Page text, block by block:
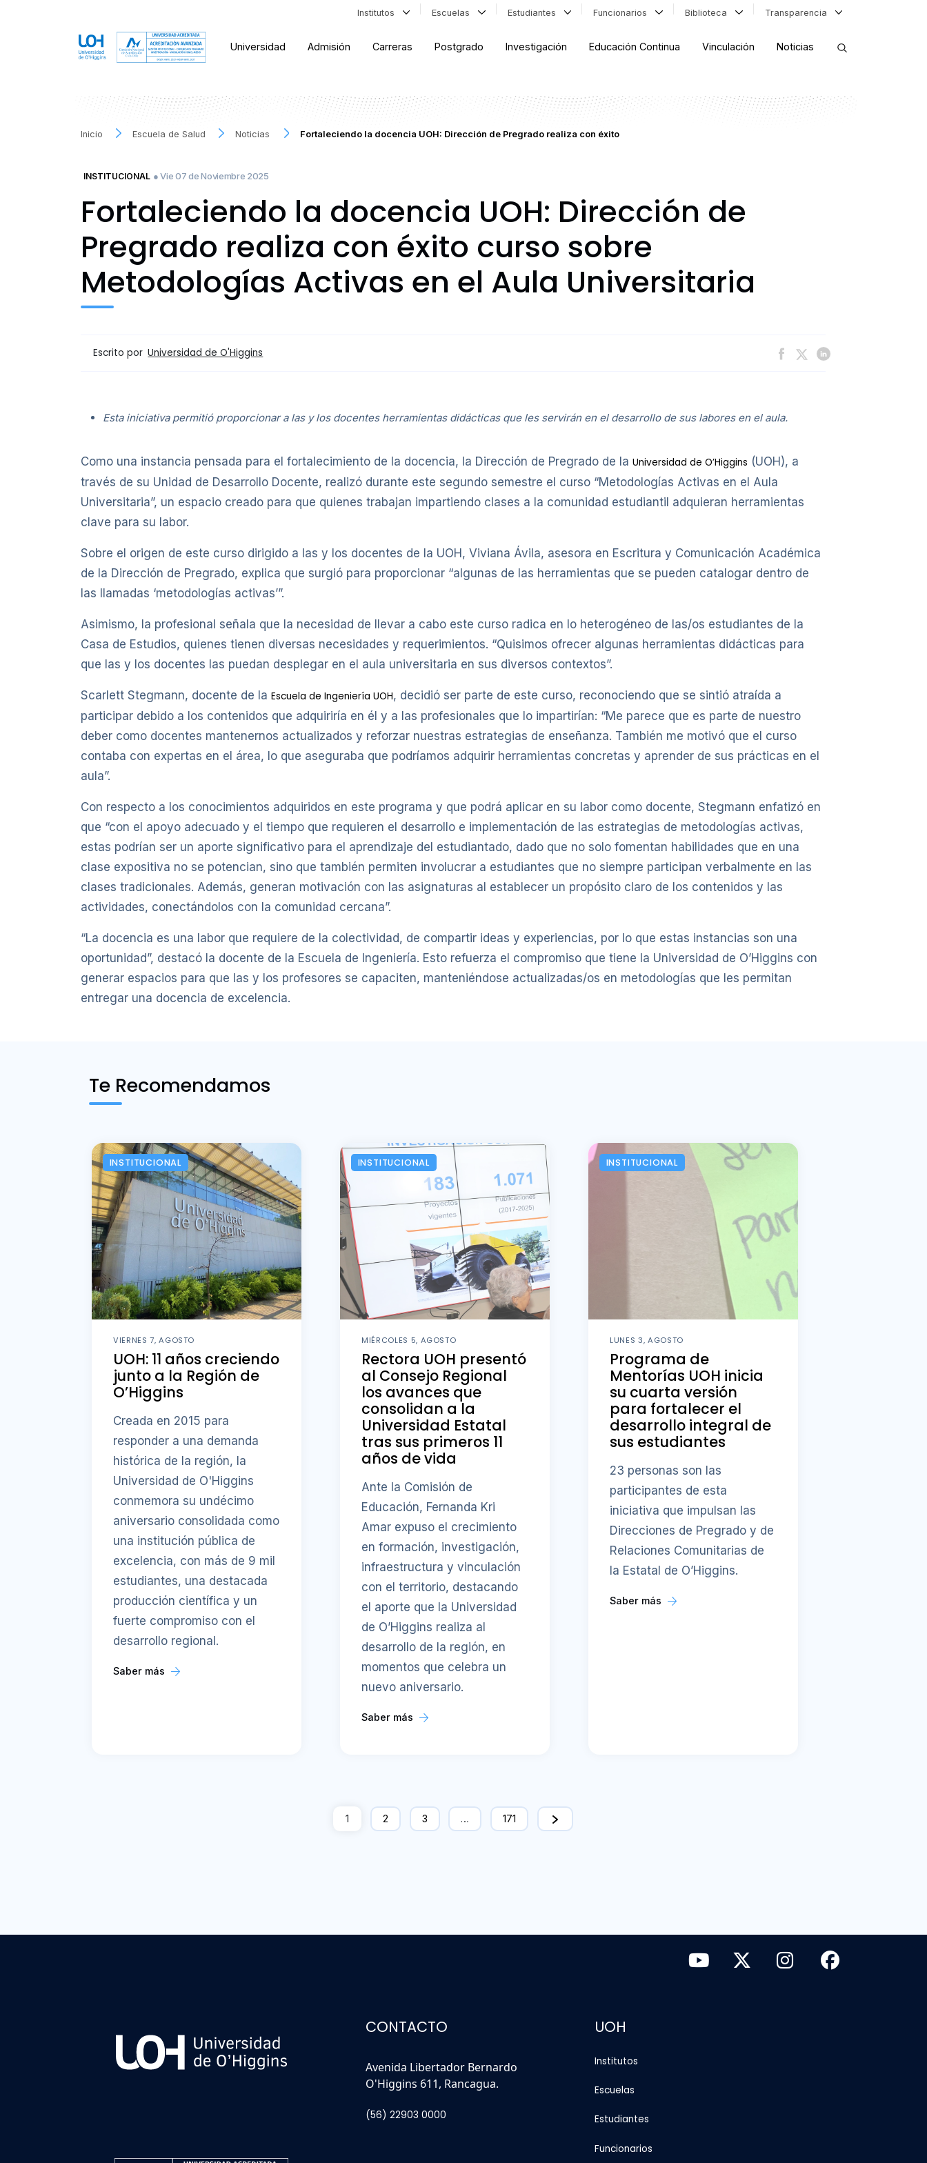
Institutos Escuelas Estudiantes Funcionarios Biblioteca Transparencia
Universidad Admisión Carreras Postgrado Investigación Educación Continua Vinculación Noticias
Inicio Escuela de Salud Noticias Fortaleciendo la docencia UOH: Dirección de Pregrado realiza con éxito
INSTITUCIONAL ● Vie 07 de Noviembre 2025
Fortaleciendo la docencia UOH: Dirección de
Pregrado realiza con éxito curso sobre
Metodologías Activas en el Aula Universitaria
Escrito por Universidad de O'Higgins
Esta iniciativa permitió proporcionar a las y los docentes herramientas didácticas que les servirán en el desarrollo de sus labores en el aula.
Como una instancia pensada para el fortalecimiento de la docencia, la Dirección de Pregrado de la Universidad de O’Higgins (UOH), a
través de su Unidad de Desarrollo Docente, realizó durante este segundo semestre el curso “Metodologías Activas en el Aula
Universitaria”, un espacio creado para que quienes trabajan impartiendo clases a la comunidad estudiantil adquieran herramientas
clave para su labor.
Sobre el origen de este curso dirigido a las y los docentes de la UOH, Viviana Ávila, asesora en Escritura y Comunicación Académica
de la Dirección de Pregrado, explica que surgió para proporcionar “algunas de las herramientas que se pueden catalogar dentro de
las llamadas ‘metodologías activas’”.
Asimismo, la profesional señala que la necesidad de llevar a cabo este curso radica en lo heterogéneo de las/os estudiantes de la
Casa de Estudios, quienes tienen diversas necesidades y requerimientos. “Quisimos ofrecer algunas herramientas didácticas para
que las y los docentes las puedan desplegar en el aula universitaria en sus diversos contextos”.
Scarlett Stegmann, docente de la Escuela de Ingeniería UOH, decidió ser parte de este curso, reconociendo que se sintió atraída a
participar debido a los contenidos que adquiriría en él y a las profesionales que lo impartirían: “Me parece que es parte de nuestro
deber como docentes mantenernos actualizados y reforzar nuestras estrategias de enseñanza. También me motivó que el curso
contaba con expertas en el área, lo que aseguraba que podríamos adquirir herramientas concretas y aprender de sus prácticas en el
aula”.
Con respecto a los conocimientos adquiridos en este programa y que podrá aplicar en su labor como docente, Stegmann enfatizó en
que “con el apoyo adecuado y el tiempo que requieren el desarrollo e implementación de las estrategias de metodologías activas,
estas podrían ser un aporte significativo para el aprendizaje del estudiantado, dado que no solo fomentan habilidades que en una
clase expositiva no se potencian, sino que también permiten involucrar a estudiantes que no siempre participan verbalmente en las
clases tradicionales. Además, generan motivación con las asignaturas al establecer un propósito claro de los contenidos y las
actividades, conectándolos con la comunidad cercana”.
“La docencia es una labor que requiere de la colectividad, de compartir ideas y experiencias, por lo que estas instancias son una
oportunidad”, destacó la docente de la Escuela de Ingeniería. Esto refuerza el compromiso que tiene la Universidad de O’Higgins con
generar espacios para que las y los profesores se capaciten, manteniéndose actualizadas/os en metodologías que les permitan
entregar una docencia de excelencia.
Te Recomendamos
INSTITUCIONAL
VIERNES 7, AGOSTO
UOH: 11 años creciendo
junto a la Región de
O’Higgins
Creada en 2015 para
responder a una demanda
histórica de la región, la
Universidad de O'Higgins
conmemora su undécimo
aniversario consolidada como
una institución pública de
excelencia, con más de 9 mil
estudiantes, una destacada
producción científica y un
fuerte compromiso con el
desarrollo regional.
Saber más
INSTITUCIONAL
MIÉRCOLES 5, AGOSTO
Rectora UOH presentó
al Consejo Regional
los avances que
consolidan a la
Universidad Estatal
tras sus primeros 11
años de vida
Ante la Comisión de
Educación, Fernanda Kri
Amar expuso el crecimiento
en formación, investigación,
infraestructura y vinculación
con el territorio, destacando
el aporte que la Universidad
de O’Higgins realiza al
desarrollo de la región, en
momentos que celebra un
nuevo aniversario.
Saber más
INSTITUCIONAL
LUNES 3, AGOSTO
Programa de
Mentorías UOH inicia
su cuarta versión
para fortalecer el
desarrollo integral de
sus estudiantes
23 personas son las
participantes de esta
iniciativa que impulsan las
Direcciones de Pregrado y de
Relaciones Comunitarias de
la Estatal de O’Higgins.
Saber más
1 2 3 … 171
CONTACTO
Avenida Libertador Bernardo
O'Higgins 611, Rancagua.
(56) 22903 0000
UOH
Institutos
Escuelas
Estudiantes
Funcionarios